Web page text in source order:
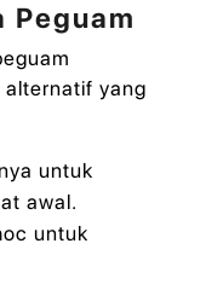
Peguam
alternatif yang
untuk
awal.
untuk